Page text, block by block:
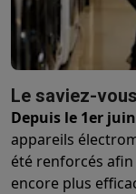
Montres
Chargeurs GSM
Accessoires GSM
Téléphones fixes
Ordinateurs &
OrdinateursPC
Périphériques IT
Tablettes &
Le saviez-
Depuis le 1er
appareils
été renforcés afin
encore plus